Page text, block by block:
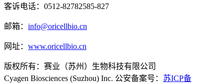
客诉电话：0512-82782585-827
邮箱： info@oricellbio.cn
网址： www.oricellbio.cn
版权所有：赛业（苏州）生物科技有限公司
Cyagen Biosciences (Suzhou) Inc. 公安备案号： 苏ICP备